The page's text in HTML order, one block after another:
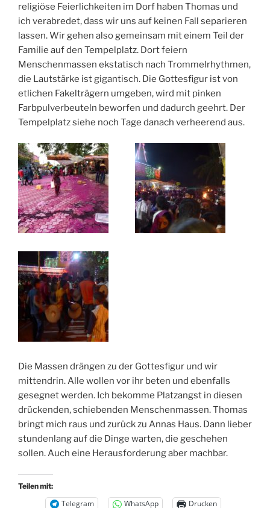
religiöse Feierlichkeiten im Dorf haben Thomas und
ich verabredet, dass wir uns auf keinen Fall separieren
lassen. Wir gehen also gemeinsam mit einem Teil der
Familie auf den Tempelplatz. Dort feiern
Menschenmassen ekstatisch nach Trommelrhythmen,
die Lautstärke ist gigantisch. Die Gottesfigur ist von
etlichen Fakelträgern umgeben, wird mit pinken
Farbpulverbeuteln beworfen und dadurch geehrt. Der
Tempelplatz siehe noch Tage danach verheerend aus.
Die Massen drängen zu der Gottesfigur und wir
mittendrin. Alle wollen vor ihr beten und ebenfalls
gesegnet werden. Ich bekomme Platzangst in diesen
drückenden, schiebenden Menschenmassen. Thomas
bringt mich raus und zurück zu Annas Haus. Dann lieber
stundenlang auf die Dinge warten, die geschehen
sollen. Auch eine Herausforderung aber machbar.
Teilen mit:
Telegram WhatsApp Drucken